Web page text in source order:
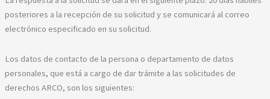
posteriores a la recepción de su solicitud y se comunicará al correo
electrónico especificado en su solicitud.
Los datos de contacto de la persona o departamento de datos
personales, que está a cargo de dar trámite a las solicitudes de
derechos ARCO, son los siguientes: